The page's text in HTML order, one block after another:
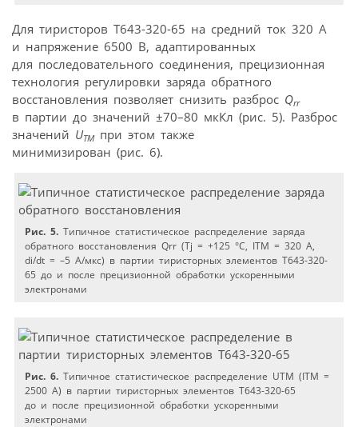
Для тиристоров Т643-320-65 на средний ток 320 А
и напряжение 6500 В, адаптированных
для последовательного соединения, прецизионная
технология регулировки заряда обратного
восстановления позволяет снизить разброс Qrr
в партии до значений ±70–80 мкКл (рис. 5). Разброс
значений UТМпри этом также
минимизирован (рис. 6).
Рис. 5. Типичное статистическое распределение заряда
обратного восстановления Qrr (Tj = +125 °C, ITM = 320 А,
di/dt = –5 А/мкс) в партии тиристорных элементов Т643-320-
65 до и после прецизионной обработки ускоренными
электронами
Рис. 6. Типичное статистическое распределение UTM (ITM =
2500 А) в партии тиристорных элементов Т643-320-65
до и после прецизионной обработки ускоренными
электронами